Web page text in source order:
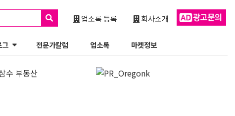
회사소개
업소록 등록
그 전문가칼럼 업소록 마켓정보